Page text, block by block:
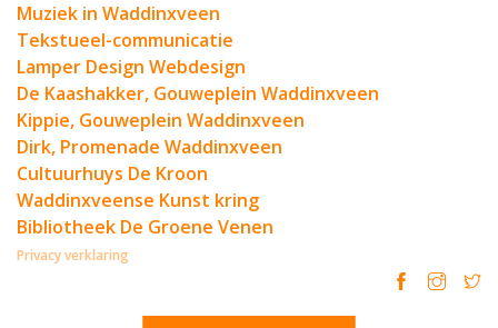
Muziek in Waddinxveen
Tekstueel-communicatie
Lamper Design Webdesign
De Kaashakker, Gouweplein Waddinxveen
Kippie, Gouweplein Waddinxveen
Dirk, Promenade Waddinxveen
Cultuurhuys De Kroon
Waddinxveense Kunst kring
Bibliotheek De Groene Venen
Privacy verklaring